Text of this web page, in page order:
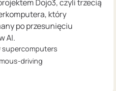
Dojo3, czyli trzecią
który
po przesunięciu
AI.
supercomputers
driving